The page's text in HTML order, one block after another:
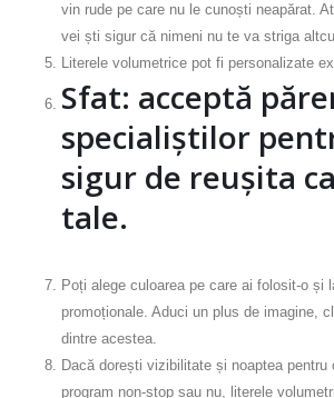
vin rude pe care nu le cunoști neapărat.
vei ști sigur că nimeni nu te va striga
Literele volumetrice pot fi personalizate
Sfat: acceptă
specialiștilor
sigur de reușita
tale.
Poți alege culoarea pe care ai folosit-o și
promoționale. Aduci un plus de imagine,
dintre acestea.
Dacă dorești vizibilitate și noaptea pentru
program non-stop sau nu, literele